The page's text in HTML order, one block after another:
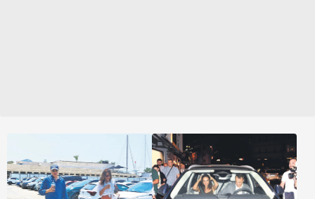
kullandı.